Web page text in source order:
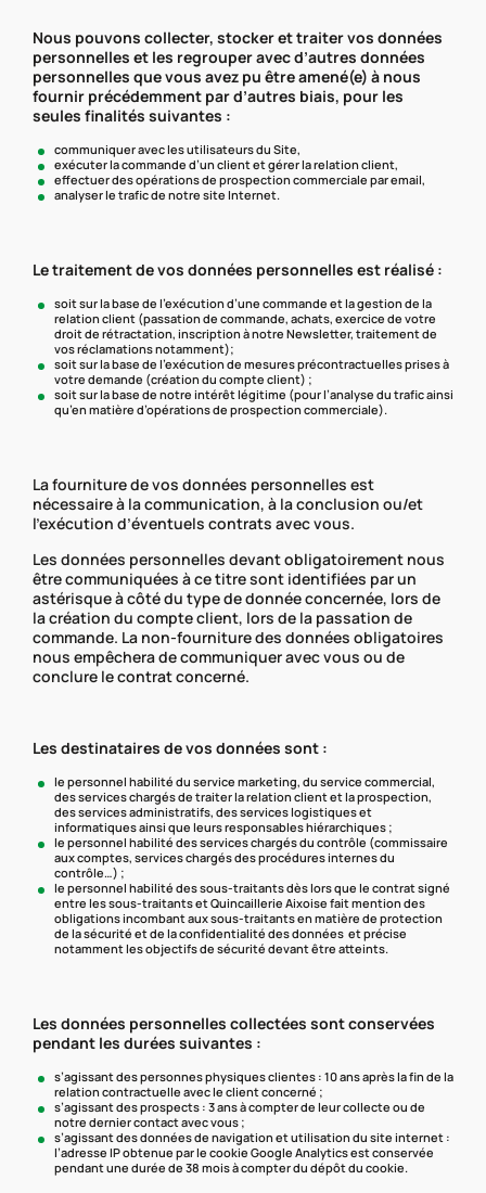
Nous pouvons collecter, stocker et traiter vos données
personnelles et les regrouper avec d’autres données
personnelles que vous avez pu être amené(e) à nous
fournir précédemment par d’autres biais, pour les
seules finalités suivantes :
communiquer avec les utilisateurs du Site,
exécuter la commande d’un client et gérer la relation client,
effectuer des opérations de prospection commerciale par email,
analyser le trafic de notre site Internet.
Le traitement de vos données personnelles est réalisé :
soit sur la base de l’exécution d’une commande et la gestion de la
relation client (passation de commande, achats, exercice de votre
droit de rétractation, inscription à notre Newsletter, traitement de
vos réclamations notamment);
soit sur la base de l’exécution de mesures précontractuelles prises à
votre demande (création du compte client) ;
soit sur la base de notre intérêt légitime (pour l’analyse du trafic ainsi
qu’en matière d’opérations de prospection commerciale).
La fourniture de vos données personnelles est
nécessaire à la communication, à la conclusion ou/et
l’exécution d’éventuels contrats avec vous.
Les données personnelles devant obligatoirement nous
être communiquées à ce titre sont identifiées par un
astérisque à côté du type de donnée concernée, lors de
la création du compte client, lors de la passation de
commande. La non-fourniture des données obligatoires
nous empêchera de communiquer avec vous ou de
conclure le contrat concerné.
Les destinataires de vos données sont :
le personnel habilité du service marketing, du service commercial,
des services chargés de traiter la relation client et la prospection,
des services administratifs, des services logistiques et
informatiques ainsi que leurs responsables hiérarchiques ;
le personnel habilité des services chargés du contrôle (commissaire
aux comptes, services chargés des procédures internes du
contrôle…) ;
le personnel habilité des sous-traitants dès lors que le contrat signé
entre les sous-traitants et Quincaillerie Aixoise fait mention des
obligations incombant aux sous-traitants en matière de protection
de la sécurité et de la confidentialité des données et précise
notamment les objectifs de sécurité devant être atteints.
Les données personnelles collectées sont conservées
pendant les durées suivantes :
s’agissant des personnes physiques clientes : 10 ans après la fin de la
relation contractuelle avec le client concerné ;
s’agissant des prospects : 3 ans à compter de leur collecte ou de
notre dernier contact avec vous ;
s’agissant des données de navigation et utilisation du site internet :
l’adresse IP obtenue par le cookie Google Analytics est conservée
pendant une durée de 38 mois à compter du dépôt du cookie.